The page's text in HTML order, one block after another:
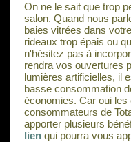
On ne le sait que trop
salon. Quand nous
baies vitrées dans
rideaux trop épais ou
n'hésitez pas à
rendra vos ouvertures
lumières artificielles, il
basse consommation
économies. Car oui
consommateurs de
apporter plusieurs
lien qui pourra vous